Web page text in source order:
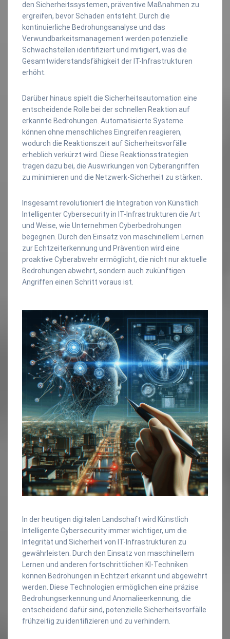
den Sicherheitssystemen, präventive Maßnahmen zu
ergreifen, bevor Schaden entsteht. Durch die
kontinuierliche Bedrohungsanalyse und das
Verwundbarkeitsmanagement werden potenzielle
Schwachstellen identifiziert und mitigiert, was die
Gesamtwiderstandsfähigkeit der IT-Infrastrukturen
erhöht.
Darüber hinaus spielt die Sicherheitsautomation eine
entscheidende Rolle bei der schnellen Reaktion auf
erkannte Bedrohungen. Automatisierte Systeme
können ohne menschliches Eingreifen reagieren,
wodurch die Reaktionszeit auf Sicherheitsvorfälle
erheblich verkürzt wird. Diese Reaktionsstrategien
tragen dazu bei, die Auswirkungen von Cyberangriffen
zu minimieren und die Netzwerk-Sicherheit zu stärken.
Insgesamt revolutioniert die Integration von Künstlich
Intelligenter Cybersecurity in IT-Infrastrukturen die Art
und Weise, wie Unternehmen Cyberbedrohungen
begegnen. Durch den Einsatz von maschinellem Lernen
zur Echtzeiterkennung und Prävention wird eine
proaktive Cyberabwehr ermöglicht, die nicht nur aktuelle
Bedrohungen abwehrt, sondern auch zukünftigen
Angriffen einen Schritt voraus ist.
In der heutigen digitalen Landschaft wird Künstlich
Intelligente Cybersecurity immer wichtiger, um die
Integrität und Sicherheit von IT-Infrastrukturen zu
gewährleisten. Durch den Einsatz von maschinellem
Lernen und anderen fortschrittlichen KI-Techniken
können Bedrohungen in Echtzeit erkannt und abgewehrt
werden. Diese Technologien ermöglichen eine präzise
Bedrohungserkennung und Anomalieerkennung, die
entscheidend dafür sind, potenzielle Sicherheitsvorfälle
frühzeitig zu identifizieren und zu verhindern.